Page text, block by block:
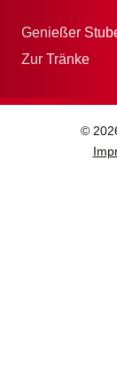
Genießer
Zur Tränke
©